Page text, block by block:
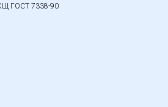
ГОСТ 7338-90